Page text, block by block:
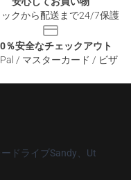
ックから配送まで24/7保護
％安全なチェックアウト
/ マスターカード / ビザ
ドライブSandy、Ut